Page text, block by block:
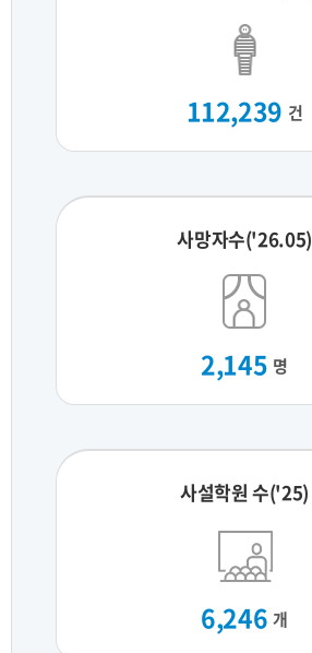
112,239 건
사망자수('26.05)
2,145 명
사설학원 수('25)
6,246 개